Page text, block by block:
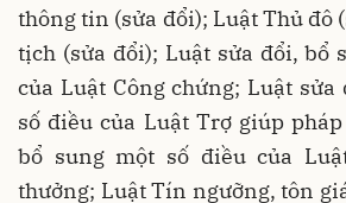
thông tin (sửa đổi); Luật Thủ đô
tịch (sửa đổi); Luật sửa đổi, bổ
của Luật Công chứng; Luật
số điều của Luật Trợ giúp
bổ sung một số điều của
thưởng; Luật Tín ngưỡng, tôn